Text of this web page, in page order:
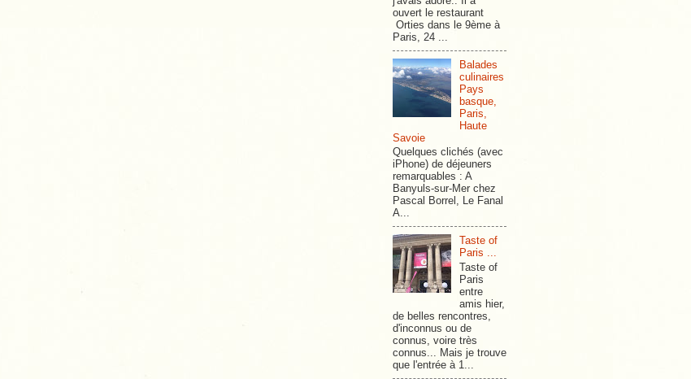
ouvert le restaurant
Orties dans le 9ème à
Paris, 24 ...
Balades
culinaires
Pays
basque,
Paris,
Haute
Savoie
Quelques clichés (avec
iPhone) de déjeuners
remarquables : A
Banyuls-sur-Mer chez
Pascal Borrel, Le Fanal
A...
Taste of
Paris ...
Taste of
Paris
entre
amis hier,
de belles rencontres,
d'inconnus ou de
connus, voire très
connus... Mais je trouve
que l'entrée à 1...